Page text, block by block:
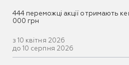
444 переможці акції отримають
000 грн
з 10 квітня 2026
до 10 серпня 2026